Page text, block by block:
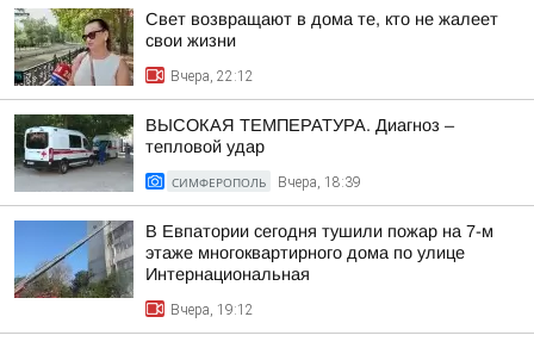
Свет возвращают в дома те, кто не жалеет
свои жизни
Вчера, 22:12
ВЫСОКАЯ ТЕМПЕРАТУРА. Диагноз –
тепловой удар
СИМФЕРОПОЛЬ Вчера, 18:39
В Евпатории сегодня тушили пожар на 7-м
этаже многоквартирного дома по улице
Интернациональная
Вчера, 19:12